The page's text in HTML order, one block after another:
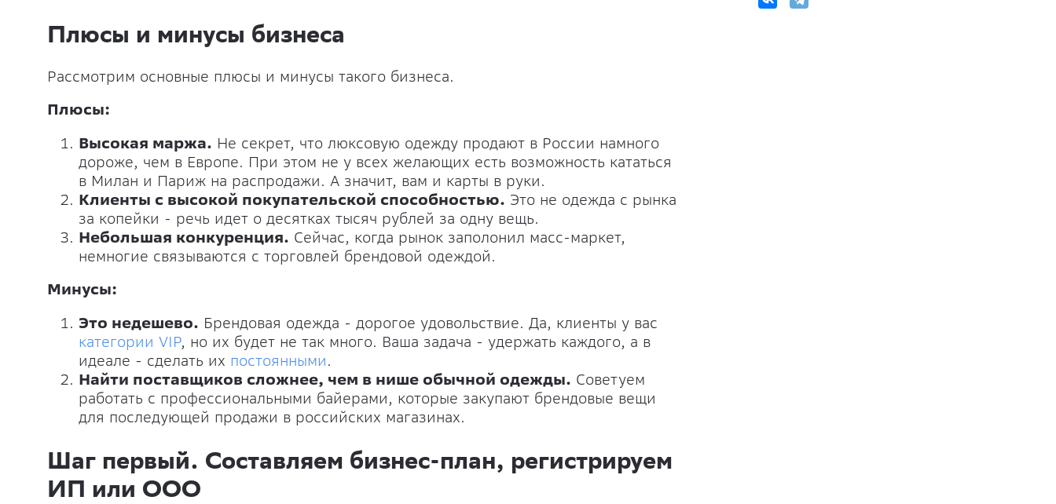
Плюсы и минусы бизнеса
Рассмотрим основные плюсы и минусы такого бизнеса.
Плюсы:
Высокая маржа. Не секрет, что люксовую одежду продают в России намного
дороже, чем в Европе. При этом не у всех желающих есть возможность кататься
в Милан и Париж на распродажи. А значит, вам и карты в руки.
Клиенты с высокой покупательской способностью. Это не одежда с рынка
за копейки - речь идет о десятках тысяч рублей за одну вещь.
Небольшая конкуренция. Сейчас, когда рынок заполонил масс-маркет,
немногие связываются с торговлей брендовой одеждой.
Минусы:
Это недешево. Брендовая одежда - дорогое удовольствие. Да, клиенты у вас
категории VIP, но их будет не так много. Ваша задача - удержать каждого, а в
идеале - сделать их постоянными.
Найти поставщиков сложнее, чем в нише обычной одежды. Советуем
работать с профессиональными байерами, которые закупают брендовые вещи
для последующей продажи в российских магазинах.
Шаг первый. Составляем бизнес-план, регистрируем
ИП или ООО